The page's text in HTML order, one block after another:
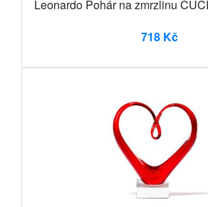
Leonardo Pohár na zmrzlinu
718 Kč